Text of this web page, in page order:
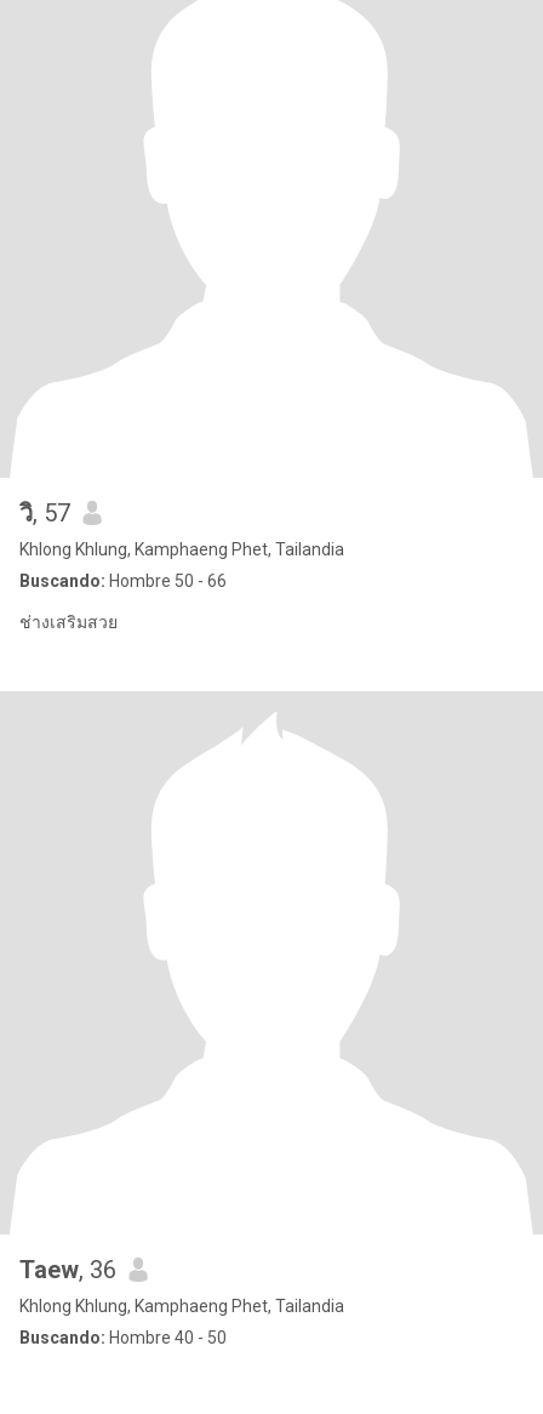
วิ​, 57
Khlong Khlung, Kamphaeng Phet, Tailandia
Buscando: Hombre 50 - 66
ช่างเสริมสวย​
Taew, 36
Khlong Khlung, Kamphaeng Phet, Tailandia
Buscando: Hombre 40 - 50